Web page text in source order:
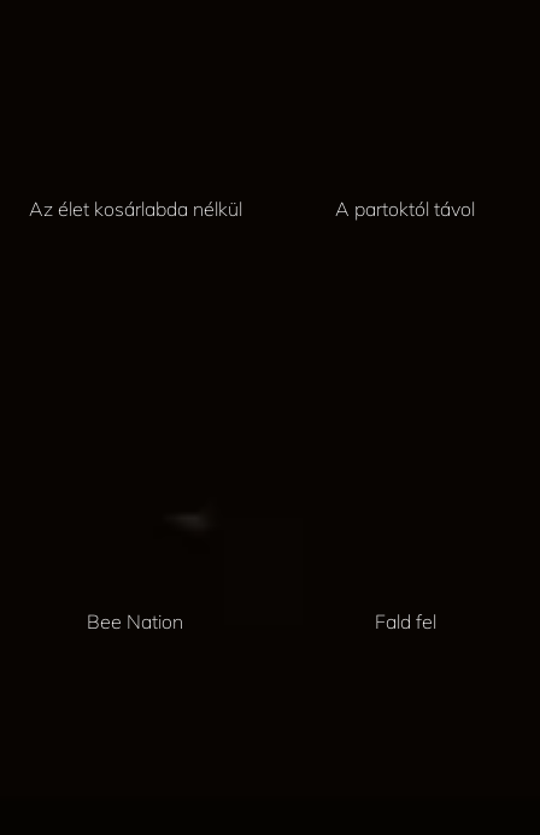
Az élet kosárlabda nélkül A partoktól távol
Bee Nation Fald fel